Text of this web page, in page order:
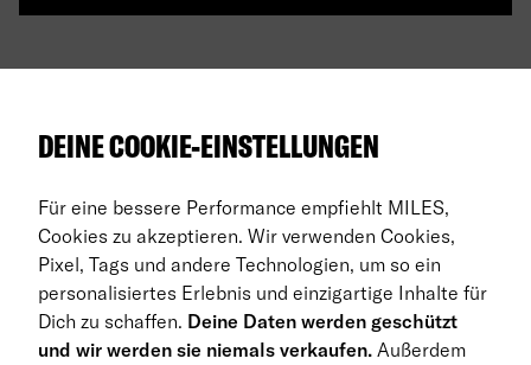
Über uns
FAQ
Business Abo
Rückgabe
DEINE COOKIE-EINSTELLUNGEN
Für eine bessere Performance empfiehlt MILES,
Cookies zu akzeptieren. Wir verwenden Cookies,
Pixel, Tags und andere Technologien, um so ein
personalisiertes Erlebnis und einzigartige Inhalte für
Dich zu schaffen. Deine Daten werden geschützt
und wir werden sie niemals verkaufen. Außerdem